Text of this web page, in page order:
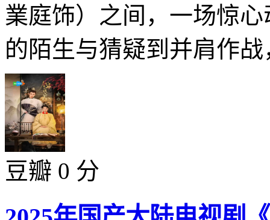
業庭饰）之间，一场惊
的陌生与猜疑到并肩作
豆瓣 0 分